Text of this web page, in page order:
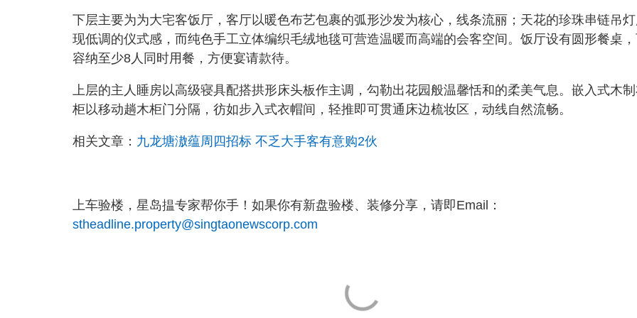
下层主要为为大宅客饭厅，客厅以暖色布艺包裹的弧形沙发为核心，线条流丽；天花的珍珠串链吊
现低调的仪式感，而纯色手工立体编织毛绒地毯可营造温暖而高端的会客空间。饭厅设有圆形餐桌
容纳至少8人同时用餐，方便宴请款待。
上层的主人睡房以高级寝具配搭拱形床头板作主调，勾勒出花园般温馨恬和的柔美气息。嵌入式木
柜以移动趟木柜门分隔，彷如步入式衣帽间，轻推即可贯通床边梳妆区，动线自然流畅。
相关文章： 九龙塘滶蕴周四招标 不乏大手客有意购2伙
上车验楼，星岛揾专家帮你手！如果你有新盘验楼、装修分享，请即Email：
stheadline.property@singtaonewscorp.com